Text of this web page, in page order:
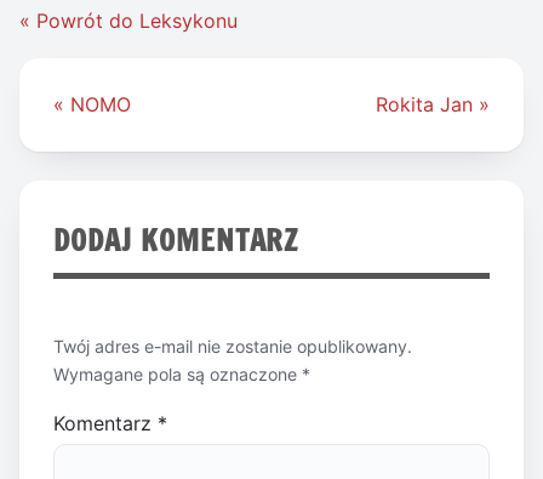
« Powrót do Leksykonu
Nawigacja
« NOMO Rokita Jan »
DODAJ KOMENTARZ
Twój adres e-mail nie zostanie opublikowany.
Wymagane pola są oznaczone *
Komentarz *